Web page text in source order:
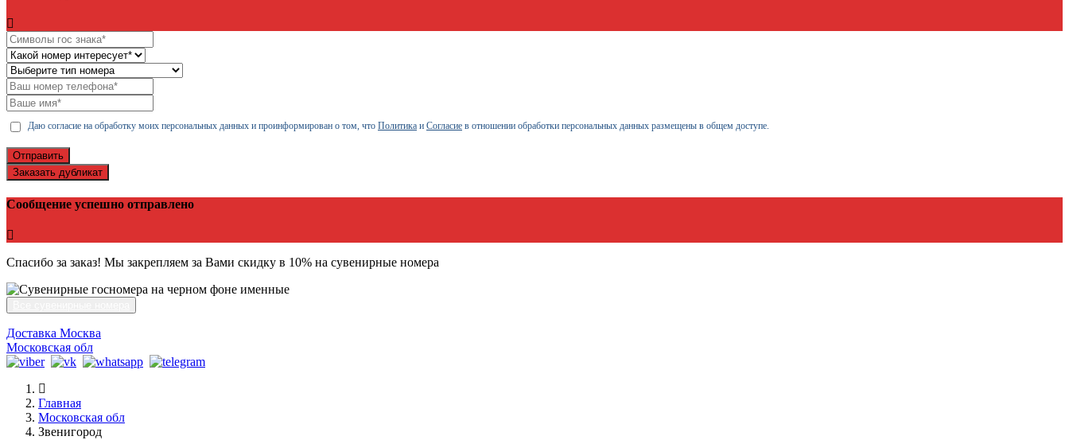
Даю согласие на обработку моих персональных данных и проинформирован о том, что Политика и Согласие в отношении обработки персональных данных размещены в общем доступе.
Отправить
Заказать дубликат
Сообщение успешно отправлено
Спасибо за заказ! Мы закрепляем за Вами скидку в 10% на сувенирные номера
Доставка Москва
Московская обл
Главная
Московская обл
Звенигород